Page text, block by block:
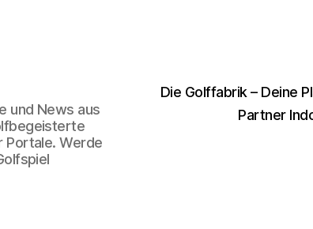
und News aus
Portale. Werde
Die Golffabrik – Deine
Partner